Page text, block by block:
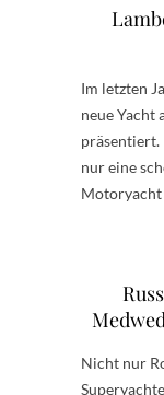
Im letzten
neue Yacht
präsentiert.
nur eine
Motoryacht
Nicht nur